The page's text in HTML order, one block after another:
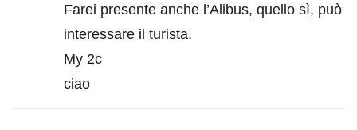
Farei presente anche l’Alibus, quello sì, può
interessare il turista.
My 2c
ciao